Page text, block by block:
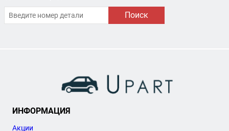
Поиск
ИНФОРМАЦИЯ
Акции